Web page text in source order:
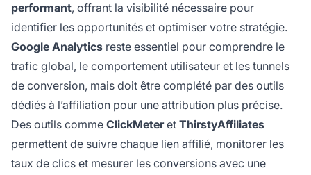
performant, offrant la visibilité nécessaire pour
identifier les opportunités et optimiser votre stratégie.
Google Analytics reste essentiel pour comprendre le
trafic global, le comportement utilisateur et les tunnels
de conversion, mais doit être complété par des outils
dédiés à l’affiliation pour une attribution plus précise.
Des outils comme ClickMeteret ThirstyAffiliates
permettent de suivre chaque lien affilié, monitorer les
taux de clics et mesurer les conversions avec une